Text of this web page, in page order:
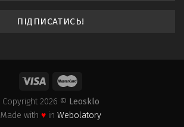
Copyright 2026 © Leosklo
Made with ♥ in Webolatory